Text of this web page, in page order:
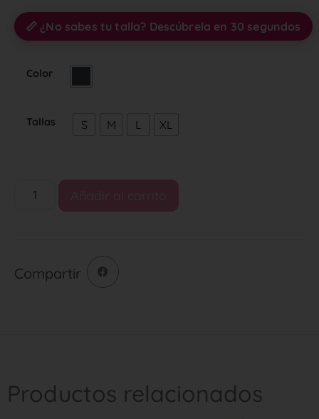
📏 ¿No sabes tu talla? Descúbrela en 30 segundos
Color
Tallas S M L XL
Añadir al carrito
Compartir
Productos relacionados